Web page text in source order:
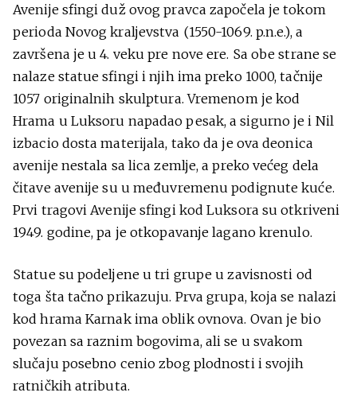
Avenije sfingi duž ovog pravca započela je tokom
perioda Novog kraljevstva (1550-1069. p.n.e.), a
završena je u 4. veku pre nove ere. Sa obe strane se
nalaze statue sfingi i njih ima preko 1000, tačnije
1057 originalnih skulptura. Vremenom je kod
Hrama u Luksoru napadao pesak, a sigurno je i Nil
izbacio dosta materijala, tako da je ova deonica
avenije nestala sa lica zemlje, a preko većeg dela
čitave avenije su u međuvremenu podignute kuće.
Prvi tragovi Avenije sfingi kod Luksora su otkriveni
1949. godine, pa je otkopavanje lagano krenulo.
Statue su podeljene u tri grupe u zavisnosti od
toga šta tačno prikazuju. Prva grupa, koja se nalazi
kod hrama Karnak ima oblik ovnova. Ovan je bio
povezan sa raznim bogovima, ali se u svakom
slučaju posebno cenio zbog plodnosti i svojih
ratničkih atributa.